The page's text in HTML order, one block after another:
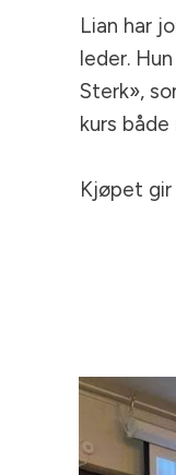
Lian har
leder.
Sterk»,
kurs
Kjøpet